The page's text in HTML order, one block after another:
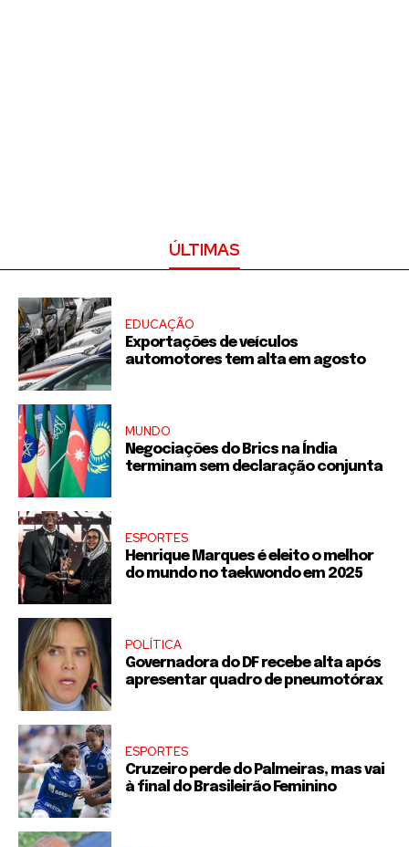
ÚLTIMAS
EDUCAÇÃO
Exportações de veículos
automotores tem alta em agosto
MUNDO
Negociações do Brics na Índia
terminam sem declaração conjunta
ESPORTES
Henrique Marques é eleito o melhor
do mundo no taekwondo em 2025
POLÍTICA
Governadora do DF recebe alta após
apresentar quadro de pneumotórax
ESPORTES
Cruzeiro perde do Palmeiras, mas vai
à final do Brasileirão Feminino